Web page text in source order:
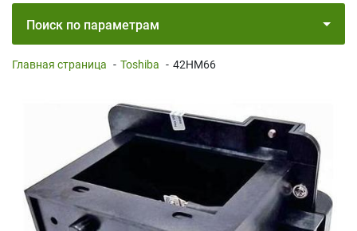
Поиск по параметрам
Главная страница - Toshiba - 42HM66